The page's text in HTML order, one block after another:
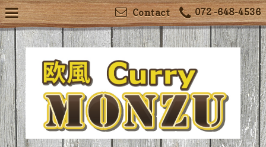
072 -648-4536
Contact